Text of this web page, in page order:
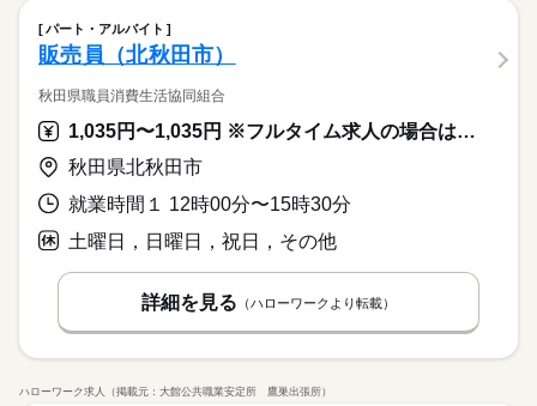
パート・アルバイト
販売員（北秋田市）
秋田県職員消費生活協同組合
1,035円〜1,035円 ※フルタイム求人の場合は月額（換算額）、パート求人の場合は時間額を表示しています。
秋田県北秋田市
就業時間１ 12時00分〜15時30分
土曜日，日曜日，祝日，その他
詳細を見る （ハローワークより転載）
ハローワーク求人（掲載元：大館公共職業安定所 鷹巣出張所）